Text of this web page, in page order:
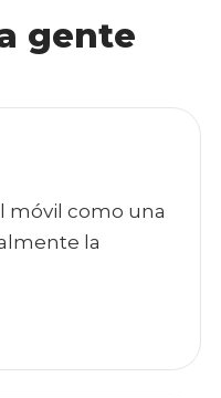
gente
móvil como una
la